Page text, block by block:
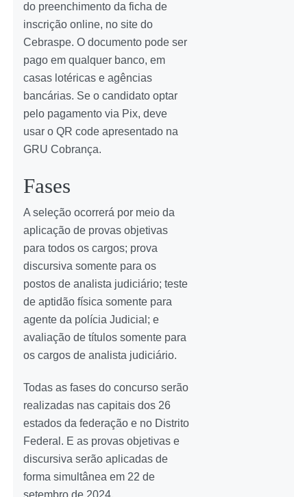
do preenchimento da ficha de
inscrição online, no site do
Cebraspe. O documento pode ser
pago em qualquer banco, em
casas lotéricas e agências
bancárias. Se o candidato optar
pelo pagamento via Pix, deve
usar o QR code apresentado na
GRU Cobrança.
Fases
A seleção ocorrerá por meio da
aplicação de provas objetivas
para todos os cargos; prova
discursiva somente para os
postos de analista judiciário; teste
de aptidão física somente para
agente da polícia Judicial; e
avaliação de títulos somente para
os cargos de analista judiciário.
Todas as fases do concurso serão
realizadas nas capitais dos 26
estados da federação e no Distrito
Federal. E as provas objetivas e
discursiva serão aplicadas de
forma simultânea em 22 de
setembro de 2024.